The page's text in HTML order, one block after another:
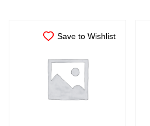
Save to Wishlist